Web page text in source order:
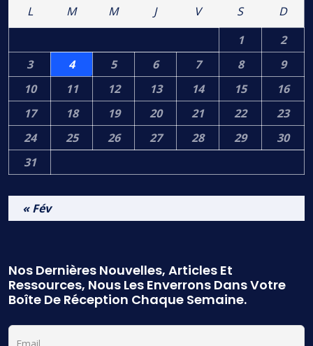
L M M J V S
D
1
2
3
4 5 6 7 8
9
10
11 12 13 14 15
16
17
18 19 20 21 22
23
24
25 26 27 28 29
30
31
« Fév
Nos Dernières Nouvelles, Articles Et
Ressources, Nous Les Enverrons Dans Votre
Boîte De Réception Chaque Semaine.